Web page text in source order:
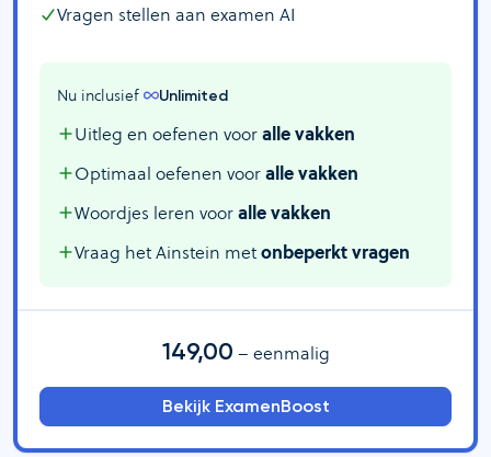
Vragen stellen aan examen AI
Nu inclusief Unlimited
Uitleg en oefenen vooralle vakken
Optimaal oefenen vooralle vakken
Woordjes leren vooralle vakken
Vraag het Ainstein metonbeperkt vragen
149,00 – eenmalig
Bekijk ExamenBoost